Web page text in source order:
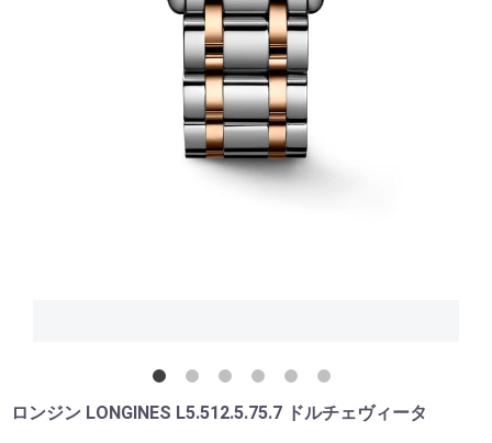
ロンジン LONGINES L5.512.5.75.7 ドルチェヴィータ